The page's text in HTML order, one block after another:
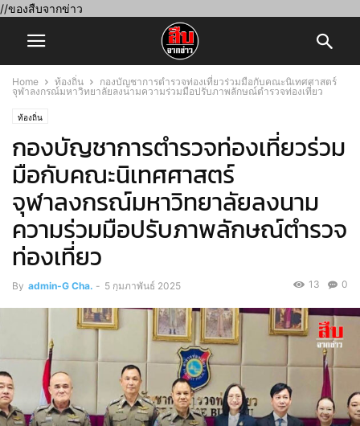
//ของสืบจากข่าว
Home ท้องถิ่น
กองบัญชาการตำรวจท่องเที่ยวร่วมมือกับคณะนิเทศศาสตร์
จุฬาลงกรณ์มหาวิทยาลัยลงนามความร่วมมือปรับภาพลักษณ์ตำรวจท่องเที่ยว
ท้องถิ่น
กองบัญชาการตำรวจท่องเที่ยวร่วม
มือกับคณะนิเทศศาสตร์
จุฬาลงกรณ์มหาวิทยาลัยลงนาม
ความร่วมมือปรับภาพลักษณ์ตำรวจ
ท่องเที่ยว
By admin-G Cha. - 5 กุมภาพันธ์ 2025 0
13